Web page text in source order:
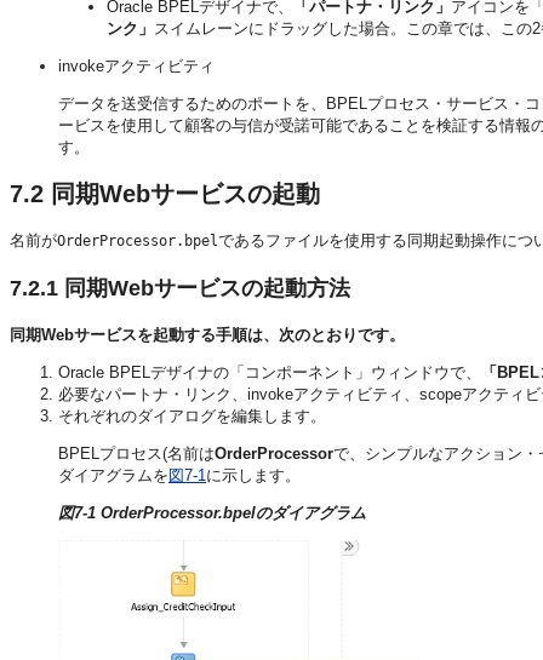
Oracle BPELデザイナで、 「パートナ・リンク」 アイコンを
ンク」 スイムレーンにドラッグした場合。この章では、この
invokeアクティビティ
データを送受信するためのポートを、BPELプロセス・サービス・
ービスを使用して顧客の与信が受諾可能であることを検証する情
す。
7.2 同期Webサービスの起動
名前がOrderProcessor.bpelであるファイルを使用する同期起動操作につ
7.2.1 同期Webサービスの起動方法
同期Webサービスを起動する手順は、次のとおりです。
Oracle BPELデザイナの「コンポーネント」ウィンドウで、
「
必要なパートナ・リンク、invokeアクティビティ、scopeアクティ
それぞれのダイアログを編集します。
BPELプロセス(名前はOrderProcessorで、シンプルなアクション
ダイアグラムを 図7-1に示します。
図7-1 OrderProcessor.bpelのダイアグラム